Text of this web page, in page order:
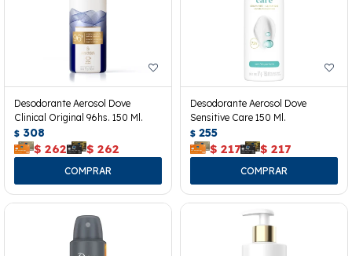
Desodorante Aerosol Dove
Clinical Original 96hs. 150 Ml.
$ 308
$ 262 $ 262
Desodorante Aerosol Dove
Sensitive Care 150 Ml.
$ 255
$ 217 $ 217